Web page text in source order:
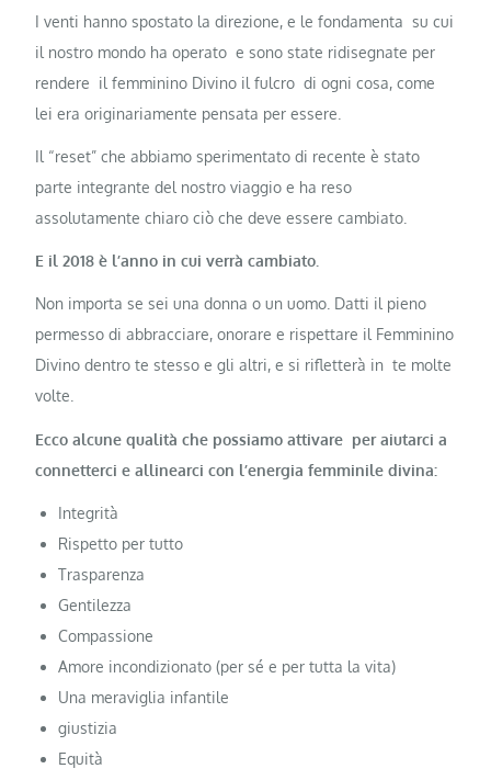
I venti hanno spostato la direzione, e le fondamenta su cui
il nostro mondo ha operato e sono state ridisegnate per
rendere il femminino Divino il fulcro di ogni cosa, come
lei era originariamente pensata per essere.
Il “reset” che abbiamo sperimentato di recente è stato
parte integrante del nostro viaggio e ha reso
assolutamente chiaro ciò che deve essere cambiato.
E il 2018 è l’anno in cui verrà cambiato.
Non importa se sei una donna o un uomo. Datti il ​​pieno
permesso di abbracciare, onorare e rispettare il Femminino
Divino dentro te stesso e gli altri, e si rifletterà in te molte
volte.
Ecco alcune qualità che possiamo attivare per aiutarci a
connetterci e allinearci con l’energia femminile divina:
Integrità
Rispetto per tutto
Trasparenza
Gentilezza
Compassione
Amore incondizionato (per sé e per tutta la vita)
Una meraviglia infantile
giustizia
Equità